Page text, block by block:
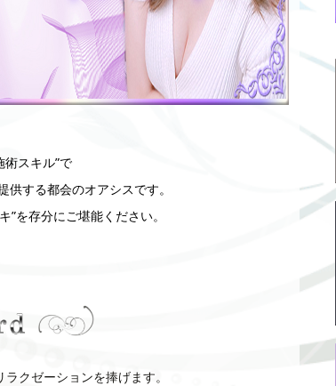
スキル”で
する都会のオアシスです。
を存分にご堪能ください。
クゼーションを捧げます。